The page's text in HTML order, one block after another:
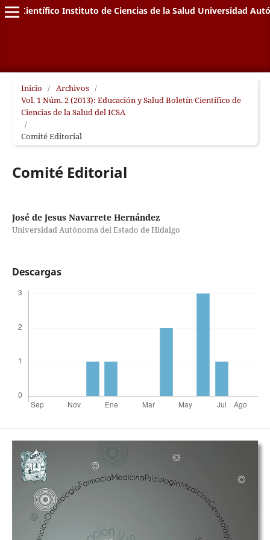
Científico Instituto de Ciencias de la Salud Universidad
Inicio / Archivos /
Vol. 1 Núm. 2 (2013): Educación y Salud Boletín Científico de
Ciencias de la Salud del ICSA
/
Comité Editorial
Comité Editorial
José de Jesus Navarrete Hernández
Universidad Autónoma del Estado de Hidalgo
Descargas